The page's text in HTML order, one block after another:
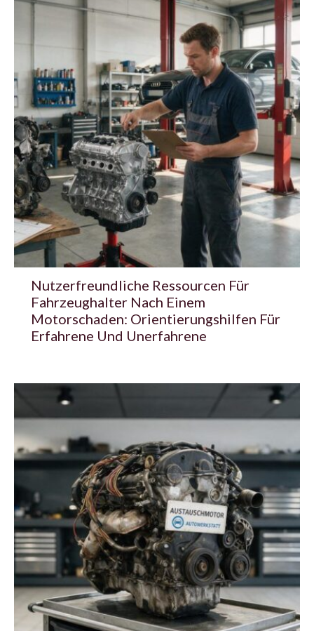
Nutzerfreundliche Ressourcen Für
Fahrzeughalter Nach Einem
Motorschaden: Orientierungshilfen Für
Erfahrene Und Unerfahrene